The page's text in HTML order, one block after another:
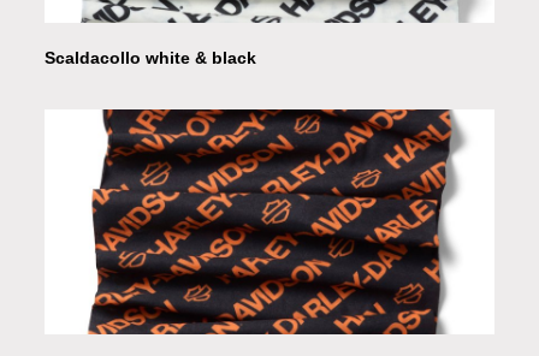
Scaldacollo white & black